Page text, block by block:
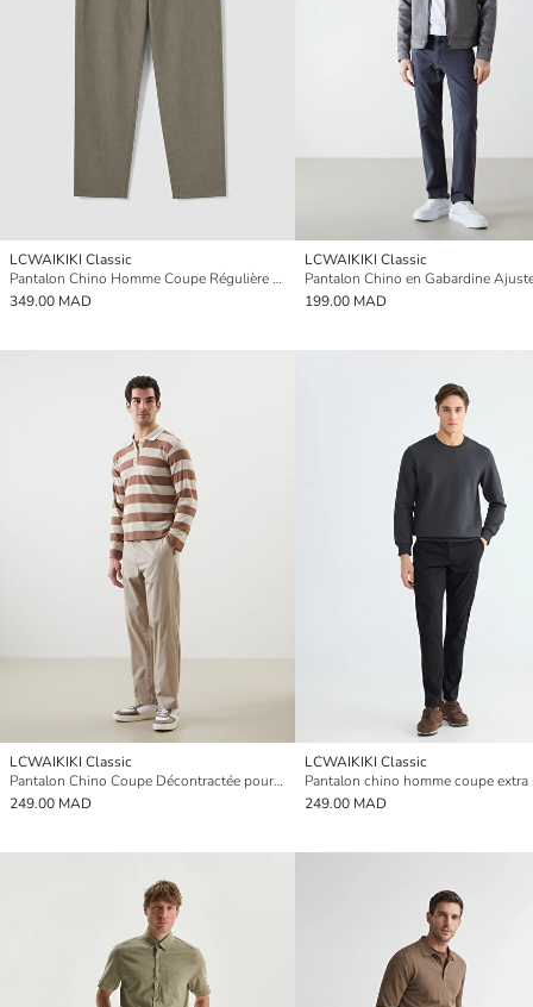
LCWAIKIKI Classic
Pantalon Chino Homme Coupe Régulière Mélange de Lin
349.00 MAD
LCWAIKIKI Classic
199.00 MAD
LCWAIKIKI Classic
Pantalon Chino Coupe Décontractée pour Hommes
249.00 MAD
LCWAIKIKI Classic
Pantalon chino homme coupe extra
249.00 MAD